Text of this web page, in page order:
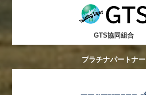
GTS協同組合
プラチナパートナー